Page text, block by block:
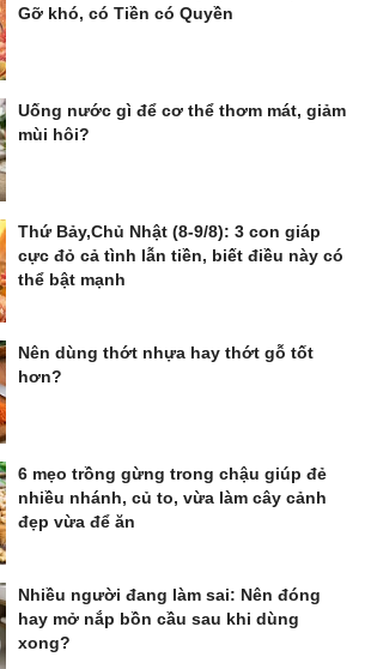
Gỡ khó, có Tiền có Quyền
Uống nước gì để cơ thể thơm mát, giảm
mùi hôi?
Thứ Bảy,Chủ Nhật (8-9/8): 3 con giáp
cực đỏ cả tình lẫn tiền, biết điều này có
thể bật mạnh
Nên dùng thớt nhựa hay thớt gỗ tốt
hơn?
6 mẹo trồng gừng trong chậu giúp đẻ
nhiều nhánh, củ to, vừa làm cây cảnh
đẹp vừa để ăn
Nhiều người đang làm sai: Nên đóng
hay mở nắp bồn cầu sau khi dùng
xong?